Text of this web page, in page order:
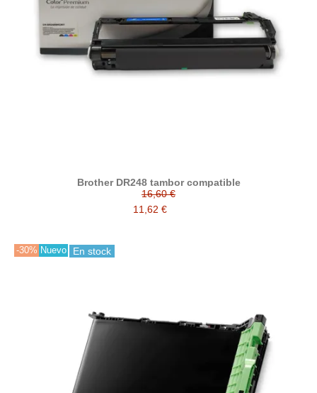
Brother DR248 tambor compatible
16,60 €
11,62 €
-30% Nuevo En stock